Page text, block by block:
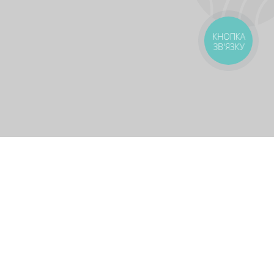
КНОПКА
ЗВ'ЯЗКУ